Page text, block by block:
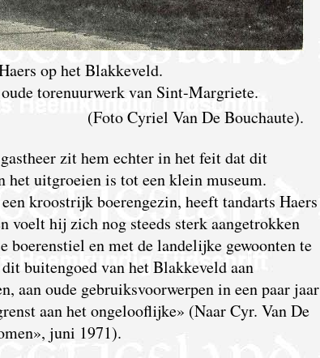
op het Blakkeveld.
torenuurwerk van Sint-Margriete.
(Foto Cyriel Van De Bouchaute).
zit hem echter in het feit dat dit
uitgroeien is tot een klein museum.
kroostrijk boerengezin, heeft tandarts Haers
voelt hij zich nog steeds sterk aangetrokken
boerenstiel en met de landelijke gewoonten te
buitengoed van het Blakkeveld aan
aan oude gebruiksvoorwerpen in een paar jaar
aan het ongelooflijke» (Naar Cyr. Van De
juni 1971).